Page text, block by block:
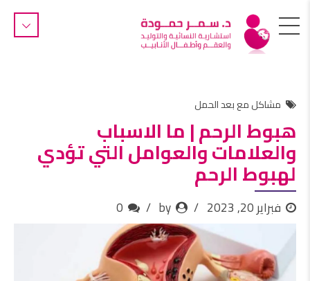
مشاكل مع بعد الحمل
هبوط الرحم | ما الاسباب
والعلامات والعوامل التي تؤدي
لهبوط الرحم
فبراير 20, 2023 by
0